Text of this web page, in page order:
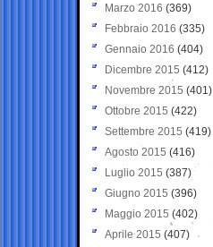
Marzo 2016 (369)
Febbraio 2016 (335)
Gennaio 2016 (404)
Dicembre 2015 (412)
Novembre 2015 (401)
Ottobre 2015 (422)
Settembre 2015 (419)
Agosto 2015 (416)
Luglio 2015 (387)
Giugno 2015 (396)
Maggio 2015 (402)
Aprile 2015 (407)